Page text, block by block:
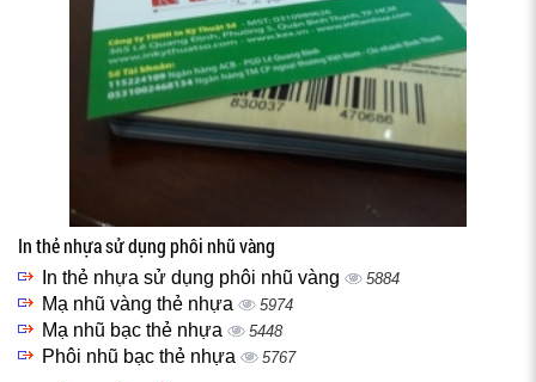
In thẻ nhựa sử dụng phôi nhũ vàng
In thẻ nhựa sử dụng phôi nhũ vàng 5884
Mạ nhũ vàng thẻ nhựa 5974
Mạ nhũ bạc thẻ nhựa 5448
Phôi nhũ bạc thẻ nhựa 5767